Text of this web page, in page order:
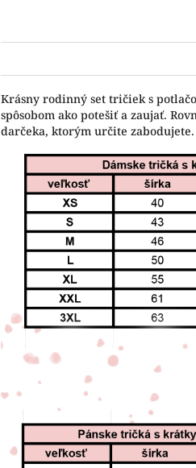
Krásny rodinný set tričiek s
spôsobom ako potešiť a zaujať.
darčeka, ktorým určite zabodujete.